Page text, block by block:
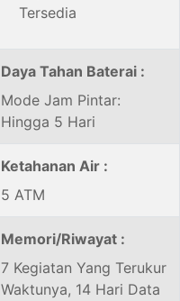
Tersedia
Daya Tahan Baterai :
Mode Jam Pintar:
Hingga 5 Hari
Ketahanan Air :
5 ATM
Memori/Riwayat :
7 Kegiatan Yang Terukur
Waktunya, 14 Hari Data